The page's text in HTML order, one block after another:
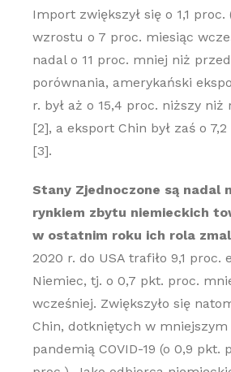
Import zwiększył się o 1,1
wzrostu o 7 proc. miesiąc
nadal o 11 proc. mniej niż
porównania, amerykański
r. był aż o 15,4 proc. niższy niż
[2], a eksport Chin był zaś o
[3].
Stany Zjednoczone są nadal
rynkiem zbytu niemieckich
w ostatnim roku ich rola
2020 r. do USA trafiło 9,1 proc.
Niemiec, tj. o 0,7 pkt. proc.
wcześniej. Zwiększyło się
Chin, dotkniętych w mniejszym
pandemią COVID-19 (o 0,9 pkt.